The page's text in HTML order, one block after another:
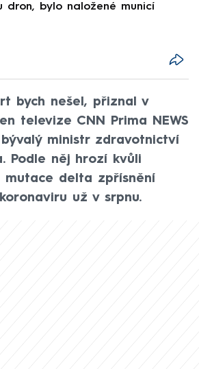
dron, bylo naložené municí
bych nešel, přiznal v
televize CNN Prima NEWS
ministr zdravotnictví
Podle něj hrozí kvůli
mutace delta zpřísnění
už v srpnu.